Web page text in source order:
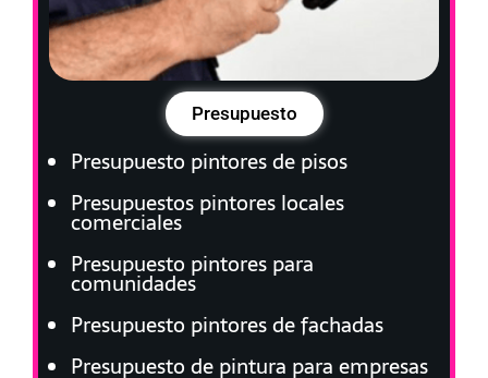
Presupuesto
Presupuesto pintores de pisos
Presupuestos pintores locales
comerciales
Presupuesto pintores para
comunidades
Presupuesto pintores de fachadas
Presupuesto de pintura para empresas